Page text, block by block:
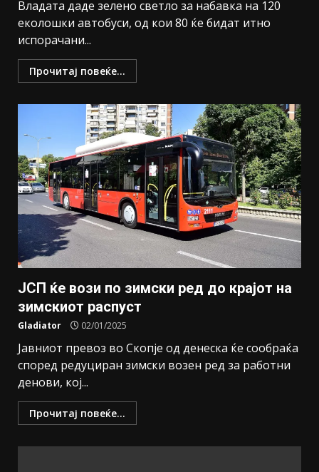
Владата даде зелено светло за набавка на 120
еколошки автобуси, од кои 80 ќе бидат итно
испорачани...
Прочитај повеќе...
ЈСП ќе вози по зимски ред до крајот на
зимскиот распуст
Gladiator 02/01/2025
Јавниот превоз во Скопје од денеска ќе сообраќа
според редуциран зимски возен ред за работни
денови, кој...
Прочитај повеќе...